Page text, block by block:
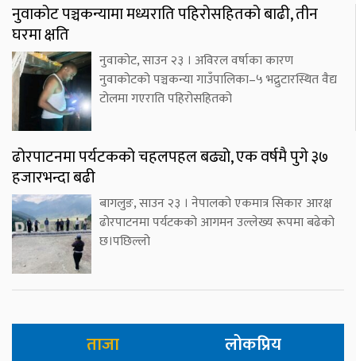
नुवाकोट पञ्चकन्यामा मध्यराति पहिरोसहितको बाढी, तीन
घरमा क्षति
नुवाकोट, साउन २३ । अविरल वर्षाका कारण
नुवाकोटको पञ्चकन्या गाउँपालिका–५ भद्रुटारस्थित वैद्य
टोलमा गएराति पहिरोसहितको
ढोरपाटनमा पर्यटकको चहलपहल बढ्यो, एक वर्षमै पुगे ३७
हजारभन्दा बढी
बागलुङ, साउन २३ । नेपालको एकमात्र सिकार आरक्ष
ढोरपाटनमा पर्यटकको आगमन उल्लेख्य रूपमा बढेको
छ।पछिल्लो
ताजा लोकप्रिय